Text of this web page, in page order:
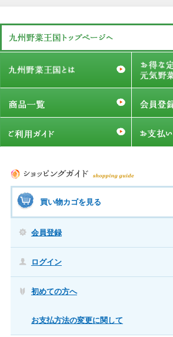
買い物カゴを見る
会員登録
ログイン
初めての方へ
お支払方法の変更に関して